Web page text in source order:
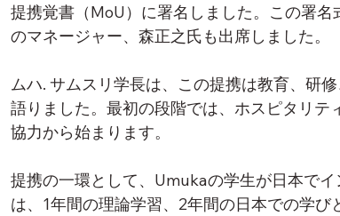
提携覚書（MoU）に署名しました。この署
のマネージャー、森正之氏も出席しました。
ムハ. サムスリ学長は、この提携は教育、研
語りました。最初の段階では、ホスピタリ
協力から始まります。
提携の一環として、Umukaの学生が日本で
は、1年間の理論学習、2年間の日本での学